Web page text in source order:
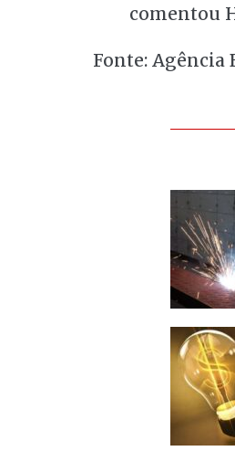
comentou
Fonte: Agência